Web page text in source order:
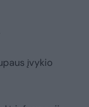
įvykio